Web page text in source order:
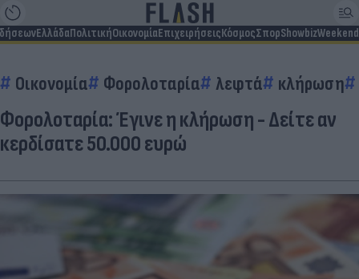
ΕλλάδαΠολιτικήΟικονομίαΕπιχειρήσειςΚόσμοςΣπορShowbizWeekend
Οικονομία Φορολοταρία λεφτά κλήρωση
Φορολοταρία: Έγινε η κλήρωση - Δείτε αν
κερδίσατε 50.000 ευρώ